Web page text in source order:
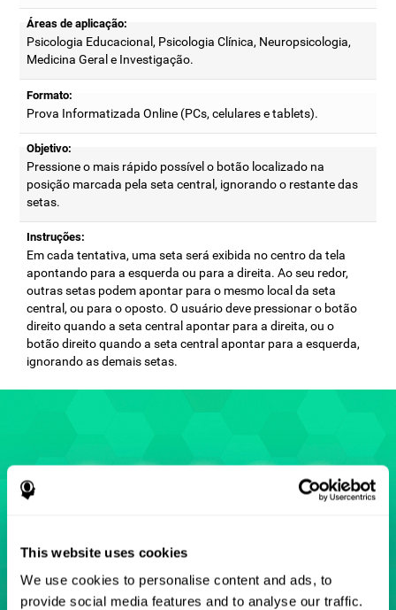
This website uses cookies
We use cookies to personalise content and ads, to
provide social media features and to analyse our traffic.
Áreas de aplicação:
Psicologia Educacional, Psicologia Clínica, Neuropsicologia,
Medicina Geral e Investigação.
Formato:
Prova Informatizada Online (PCs, celulares e tablets).
Objetivo:
Pressione o mais rápido possível o botão localizado na
posição marcada pela seta central, ignorando o restante das
setas.
Instruções:
Em cada tentativa, uma seta será exibida no centro da tela
apontando para a esquerda ou para a direita. Ao seu redor,
outras setas podem apontar para o mesmo local da seta
central, ou para o oposto. O usuário deve pressionar o botão
direito quando a seta central apontar para a direita, ou o
botão direito quando a seta central apontar para a esquerda,
ignorando as demais setas.